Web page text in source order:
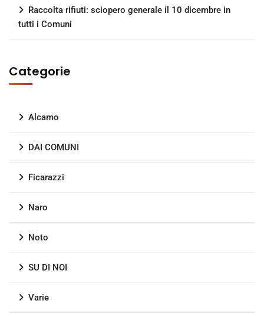
Raccolta rifiuti: sciopero generale il 10 dicembre in
tutti i Comuni
Categorie
Alcamo
DAI COMUNI
Ficarazzi
Naro
Noto
SU DI NOI
Varie